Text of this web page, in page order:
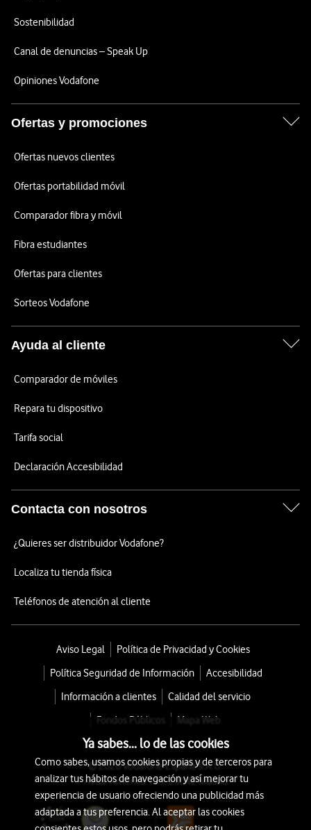
Sostenibilidad
Canal de denuncias – Speak Up
Opiniones Vodafone
Ofertas y promociones
Ofertas nuevos clientes
Ofertas portabilidad móvil
Comparador fibra y móvil
Fibra estudiantes
Ofertas para clientes
Sorteos Vodafone
Ayuda al cliente
Comparador de móviles
Repara tu dispositivo
Tarifa social
Declaración Accesibilidad
Contacta con nosotros
¿Quieres ser distribuidor Vodafone?
Localiza tu tienda física
Teléfonos de atención al cliente
Aviso Legal
Política de Privacidad y Cookies
Política Seguridad de Información
Accesibilidad
Información a clientes
Calidad del servicio
Fondos Públicos
Mapa Web
© 2026 Vodafone España S.A.U.
Avda. América 115, 28042 Madrid
Ya sabes... lo de las cookies
Como sabes, usamos cookies propias y de terceros para
analizar tus hábitos de navegación y así mejorar tu
experiencia de usuario ofreciendo una publicidad más
adaptada a tus preferencia. Al aceptar las cookies